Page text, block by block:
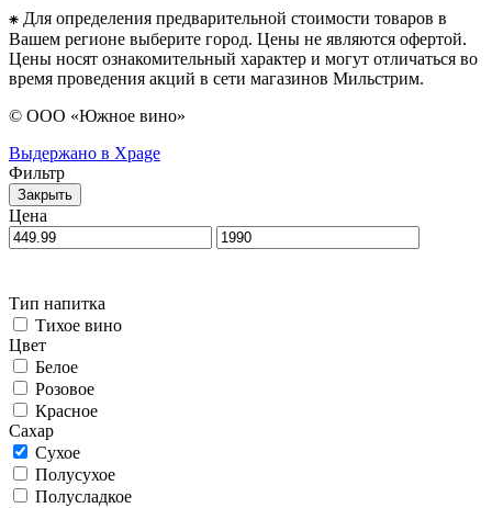
⁕ Для определения предварительной стоимости товаров в
Вашем регионе выберите город. Цены не являются офертой.
Цены носят ознакомительный характер и могут отличаться во
время проведения акций в сети магазинов Мильстрим.
© ООО «Южное вино»
Выдержано в Xpage
Фильтр
Закрыть
Цена
Тип напитка
Тихое вино
Цвет
Белое
Розовое
Красное
Сахар
Сухое
Полусухое
Полусладкое